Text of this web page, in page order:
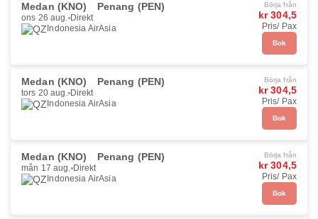
Medan (KNO) Penang (PEN)
ons 26 aug. Direkt
Indonesia AirAsia
Börja från
kr 304,5
Pris/ Pax
Bok
Medan (KNO) Penang (PEN)
tors 20 aug. Direkt
Indonesia AirAsia
Börja från
kr 304,5
Pris/ Pax
Bok
Medan (KNO) Penang (PEN)
mån 17 aug. Direkt
Indonesia AirAsia
Börja från
kr 304,5
Pris/ Pax
Bok